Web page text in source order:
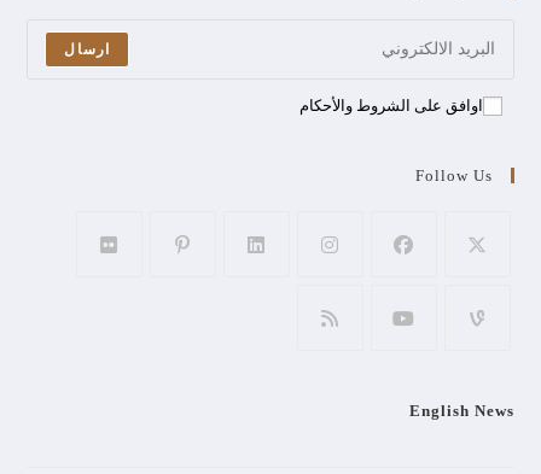
ارسال
اوافق على الشروط والأحكام
Follow Us
English News